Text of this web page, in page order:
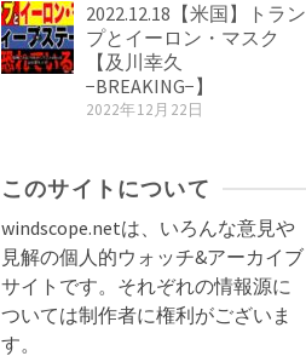
2022.12.18【米国】トラン
プとイーロン・マスク
【及川幸久
−BREAKING−】
2022年12月22日
このサイトについて
windscope.netは、いろんな意見や
見解の個人的ウォッチ&アーカイブ
サイトです。それぞれの情報源に
ついては制作者に権利がございま
す。